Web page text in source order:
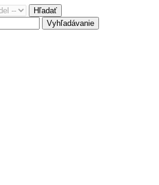
Hľadať
Vyhľadávanie